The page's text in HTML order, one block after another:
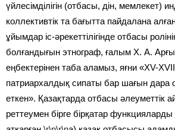
үйлесімділігін (отбасы, дін, мемлекет)
коллективтік та бағытта пайдалана
ұйымдар іс-әрекеттілігінде отбасы
болғандығын этнограф, ғалым X. А.
еңбектерінен таба аламыз, яғни «XV-XVII
патриархалдық сипаты бар шағын дара
еткен». Қазақтарда отбасы әлеуметтік
реттеумен бірге бірқатар